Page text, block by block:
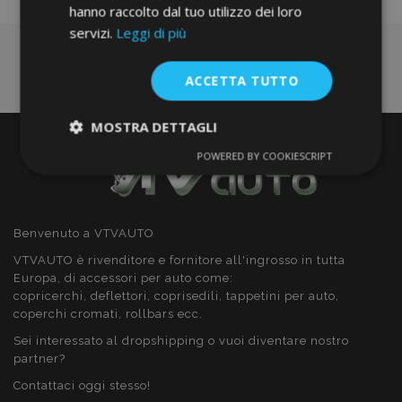
Benvenuto a VTVAUTO
VTVAUTO è rivenditore e fornitore all'ingrosso in tutta
Europa, di accessori per auto come:
copricerchi, deflettori, coprisedili, tappetini per auto,
coperchi cromati, rollbars ecc.
Sei interessato al dropshipping o vuoi diventare nostro
partner?
Contattaci oggi stesso!
hanno raccolto dal tuo utilizzo dei loro
servizi. Leggi di più
ACCETTA TUTTO
MOSTRA DETTAGLI
necessari
Performance
POWERED BY COOKIESCRIPT